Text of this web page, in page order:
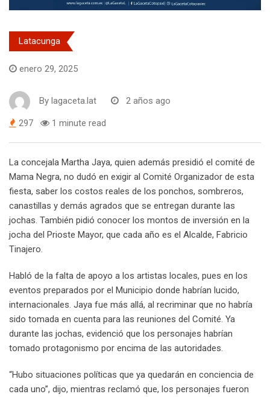
Latacunga
enero 29, 2025
By lagaceta.lat 2 años ago
297 1 minute read
La concejala Martha Jaya, quien además presidió el comité de
Mama Negra, no dudó en exigir al Comité Organizador de esta
fiesta, saber los costos reales de los ponchos, sombreros,
canastillas y demás agrados que se entregan durante las
jochas. También pidió conocer los montos de inversión en la
jocha del Prioste Mayor, que cada año es el Alcalde, Fabricio
Tinajero.
Habló de la falta de apoyo a los artistas locales, pues en los
eventos preparados por el Municipio donde habrían lucido,
internacionales. Jaya fue más allá, al recriminar que no habría
sido tomada en cuenta para las reuniones del Comité. Ya
durante las jochas, evidenció que los personajes habrían
tomado protagonismo por encima de las autoridades.
“Hubo situaciones políticas que ya quedarán en conciencia de
cada uno”, dijo, mientras reclamó que, los personajes fueron